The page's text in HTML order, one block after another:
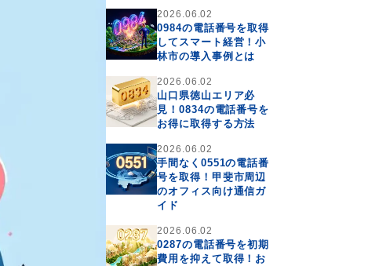
2026.06.02
0984の電話番号を取得
してスマート経営！小
林市の導入事例とは
2026.06.02
山口県徳山エリア必
見！0834の電話番号を
お得に取得する方法
2026.06.02
手間なく0551の電話番
号を取得！甲斐市周辺
のオフィス向け通信ガ
イド
2026.06.02
0287の電話番号を初期
費用を抑えて取得！お